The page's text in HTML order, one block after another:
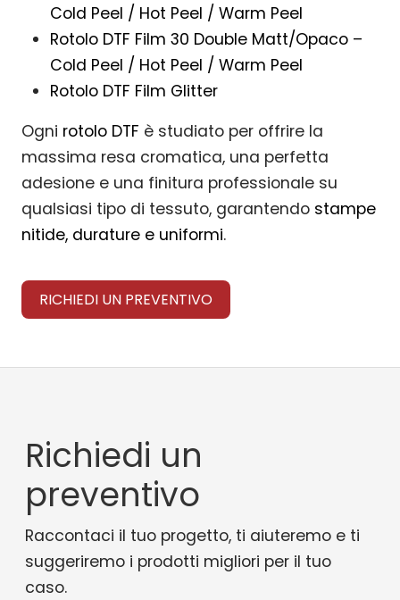
Cold Peel / Hot Peel / Warm Peel
Rotolo DTF Film 30 Double Matt/Opaco –
Cold Peel / Hot Peel / Warm Peel
Rotolo DTF Film Glitter
Ogni rotolo DTF è studiato per offrire la
massima resa cromatica, una perfetta
adesione e una finitura professionale su
qualsiasi tipo di tessuto, garantendo stampe
nitide, durature e uniformi.
RICHIEDI UN PREVENTIVO
Richiedi un
preventivo
Raccontaci il tuo progetto, ti aiuteremo e ti
suggeriremo i prodotti migliori per il tuo
caso.